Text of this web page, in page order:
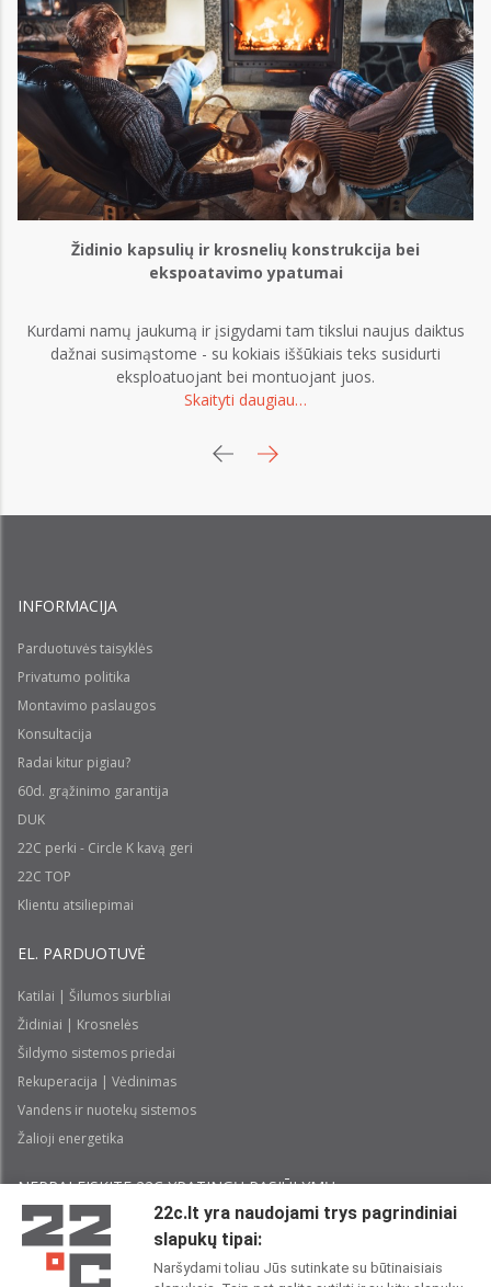
Židinio kapsulių ir krosnelių konstrukcija bei
ekspoatavimo ypatumai
Kurdami namų jaukumą ir įsigydami tam tikslui naujus daiktus
dažnai susimąstome - su kokiais iššūkiais teks susidurti
eksploatuojant bei montuojant juos.
Skaityti daugiau…
INFORMACIJA
Parduotuvės taisyklės
Privatumo politika
Montavimo paslaugos
Konsultacija
Radai kitur pigiau?
60d. grąžinimo garantija
DUK
22C perki - Circle K kavą geri
22C TOP
Klientu atsiliepimai
EL. PARDUOTUVĖ
Katilai | Šilumos siurbliai
Židiniai | Krosnelės
Šildymo sistemos priedai
Rekuperacija | Vėdinimas
Vandens ir nuotekų sistemos
Žalioji energetika
NEPRALEISKITE 22С YPATINGŲ PASIŪLYMŲ:
22c.lt yra naudojami trys pagrindiniai
slapukų tipai:
Naršydami toliau Jūs sutinkate su būtinaisiais